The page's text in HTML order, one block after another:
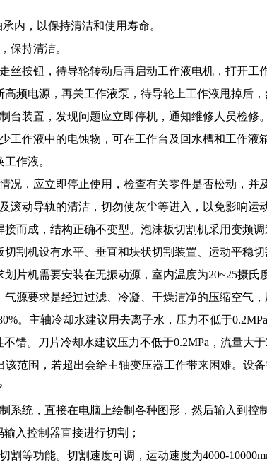
内，以保持清洁和使用寿命。
保持清洁。
丝按钮，待导轮转动后再启动工作液电机，打开工
频电源，再关工作液泵，待导轮上工作液甩掉后，
台装置，发现问题应立即停机，通知维修人员检修。
工作液中的电蚀物，可在工作台及回水槽和工作液
作液。
况，应立即停止使用，检查有关零件是否松动，并
滚动导轨的清洁，切勿使灰尘等进入，以免影响运
而成，结构正确不变型。泡沫板切割机采用变频调
割机设有水平、垂直和块状切割装置、运动平稳切
片机需要安装在无振动源，室内温度为20~25摄氏
源要求是经过过滤、冷凝、干燥洁净的压缩空气，
。主轴冷却水建议用去离子水，压力不低于
错。刀片冷却水建议压力不低于0.2MPa，流量大于
该范围，若超出会给主轴变压器工作带来困难。设备
系统，直接在电脑上绘制各种图形，然后输入到控
入控制器直接进行切割；
割等功能。切割速度可调，运动速度为4000-